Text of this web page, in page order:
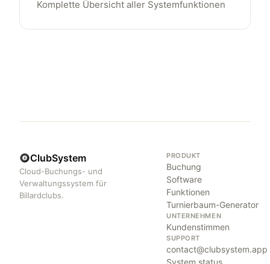
Komplette Übersicht aller Systemfunktionen
ClubSystem
Cloud-Buchungs- und
Verwaltungssystem für
Billardclubs.
PRODUKT
Buchung
Software
Funktionen
Turnierbaum-Generator
UNTERNEHMEN
Kundenstimmen
SUPPORT
contact@clubsystem.app
System status